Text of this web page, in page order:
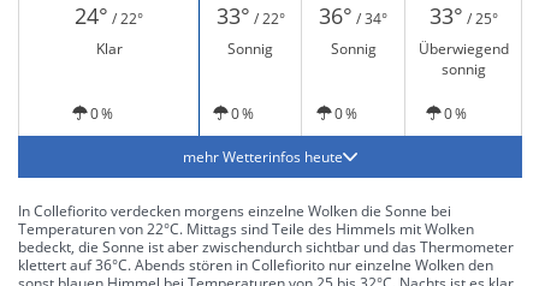
24° / 22° 33° / 22° 36° / 34° 33° / 25°
Klar
Sonnig Sonnig
Überwiegend
sonnig
0 % 0 % 0 % 0 %
mehr Wetterinfos heute
In Collefiorito verdecken morgens einzelne Wolken die Sonne bei
Temperaturen von 22°C. Mittags sind Teile des Himmels mit Wolken
bedeckt, die Sonne ist aber zwischendurch sichtbar und das Thermometer
klettert auf 36°C. Abends stören in Collefiorito nur einzelne Wolken den